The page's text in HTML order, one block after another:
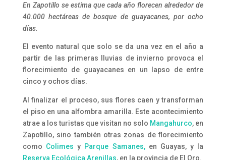
En Zapotillo se estima que cada año florecen alrededor de
40.000 hectáreas de bosque de guayacanes, por ocho
días.
El evento natural que solo se da una vez en el año a
partir de las primeras lluvias de invierno provoca el
florecimiento de guayacanes en un lapso de entre
cinco y ochos días.
Al finalizar el proceso, sus flores caen y transforman
el piso en una alfombra amarilla. Este acontecimiento
atrae a los turistas que visitan no solo Mangahurco, en
Zapotillo, sino también otras zonas de florecimiento
como Colimes y Parque Samanes,en Guayas, y la
Reserva Ecológica Arenillas, en la provincia de El Oro.